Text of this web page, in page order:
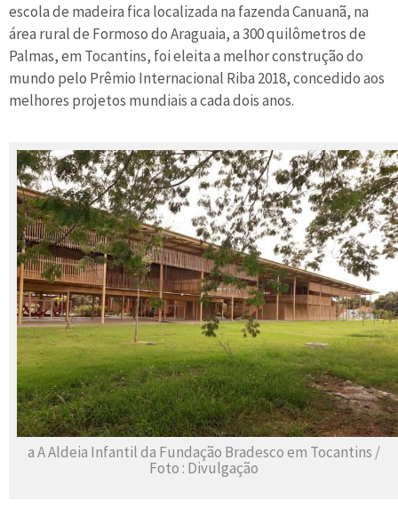
escola de madeira fica localizada na fazenda Canuanã, na
área rural de Formoso do Araguaia, a 300 quilômetros de
Palmas, em Tocantins, foi eleita a melhor construção do
mundo pelo Prêmio Internacional Riba 2018, concedido aos
melhores projetos mundiais a cada dois anos.
a A Aldeia Infantil da Fundação Bradesco em Tocantins /
Foto : Divulgação